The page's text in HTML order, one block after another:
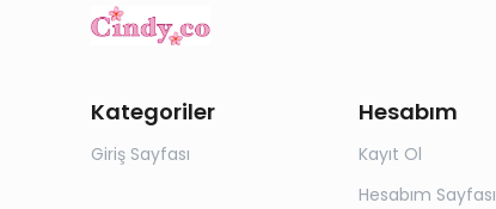
Kategoriler
Giriş Sayfası
Hesabım
Kayıt Ol
Hesabım Sayfası